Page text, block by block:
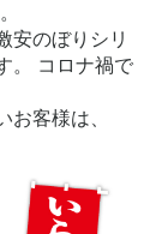
安のぼりシリ
。 コロナ禍で
客様は、